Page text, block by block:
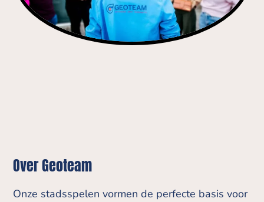
Over Geoteam
Onze stadsspelen vormen de perfecte basis voor